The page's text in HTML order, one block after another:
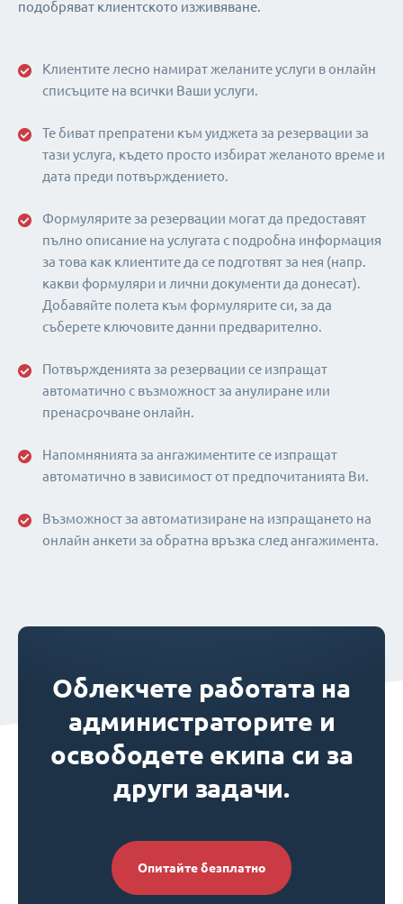
Клиентите лесно намират желаните услуги в онлайн
списъците на всички Ваши услуги.
Те биват препратени към уиджета за резервации за
тази услуга, където просто избират желаното време и
дата преди потвърждението.
Формулярите за резервации могат да предоставят
пълно описание на услугата с подробна информация
за това как клиентите да се подготвят за нея (напр.
какви формуляри и лични документи да донесат).
Добавяйте полета към формулярите си, за да
съберете ключовите данни предварително.
Потвържденията за резервации се изпращат
автоматично с възможност за анулиране или
пренасрочване онлайн.
Напомнянията за ангажиментите се изпращат
автоматично в зависимост от предпочитанията Ви.
Възможност за автоматизиране на изпращането на
онлайн анкети за обратна връзка след ангажимента.
подобряват клиентското изживяване.
Облекчете работата на
администраторите и
освободете екипа си за
други задачи.
Опитайте безплатно